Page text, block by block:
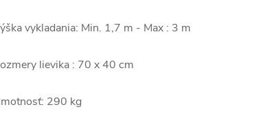
vykladania: Min. 1,7 m - Max : 3 m
lievika : 70 x 40 cm
290 kg